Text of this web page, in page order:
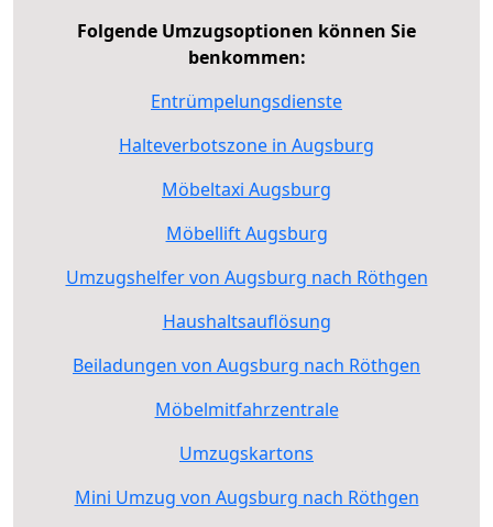
Folgende Umzugsoptionen können Sie
benkommen:
Entrümpelungsdienste
Halteverbotszone in Augsburg
Möbeltaxi Augsburg
Möbellift Augsburg
Umzugshelfer von Augsburg nach Röthgen
Haushaltsauflösung
Beiladungen von Augsburg nach Röthgen
Möbelmitfahrzentrale
Umzugskartons
Mini Umzug von Augsburg nach Röthgen